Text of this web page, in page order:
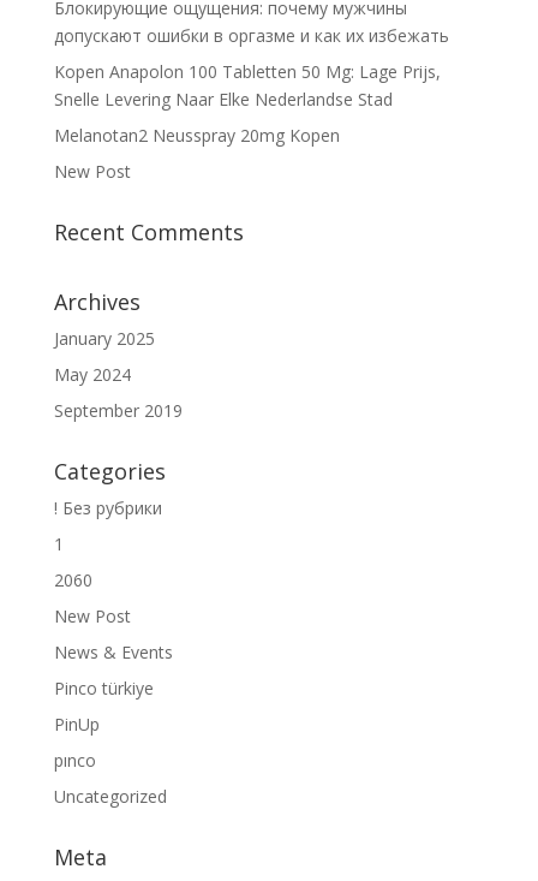
Блокирующие ощущения: почему мужчины
допускают ошибки в оргазме и как их избежать
Kopen Anapolon 100 Tabletten 50 Mg: Lage Prijs,
Snelle Levering Naar Elke Nederlandse Stad
Melanotan2 Neusspray 20mg Kopen
New Post
Recent Comments
Archives
January 2025
May 2024
September 2019
Categories
! Без рубрики
1
2060
New Post
News & Events
Pinco türkiye
PinUp
pınco
Uncategorized
Meta